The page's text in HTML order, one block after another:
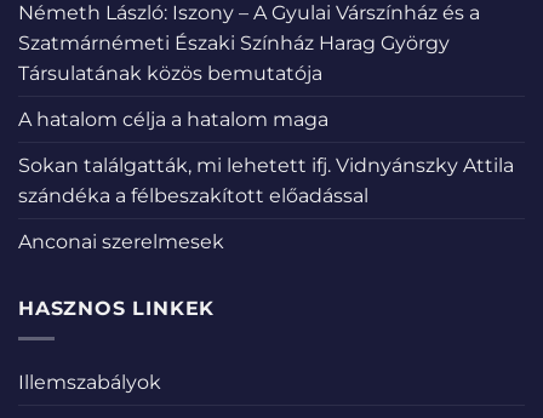
Németh László: Iszony – A Gyulai Várszínház és a
Szatmárnémeti Északi Színház Harag György
Társulatának közös bemutatója
A hatalom célja a hatalom maga
Sokan találgatták, mi lehetett ifj. Vidnyánszky Attila
szándéka a félbeszakított előadással
Anconai szerelmesek
HASZNOS LINKEK
Illemszabályok